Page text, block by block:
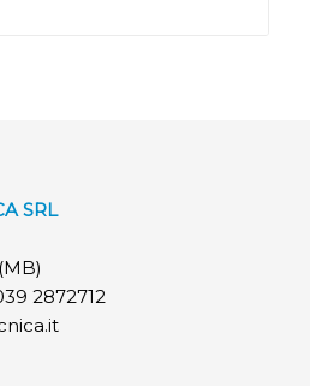
SRL
2872712